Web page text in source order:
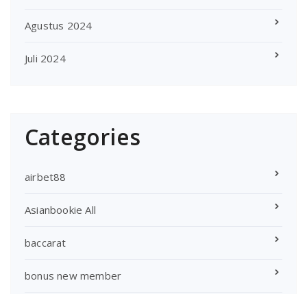
Agustus 2024
Juli 2024
Categories
airbet88
Asianbookie All
baccarat
bonus new member